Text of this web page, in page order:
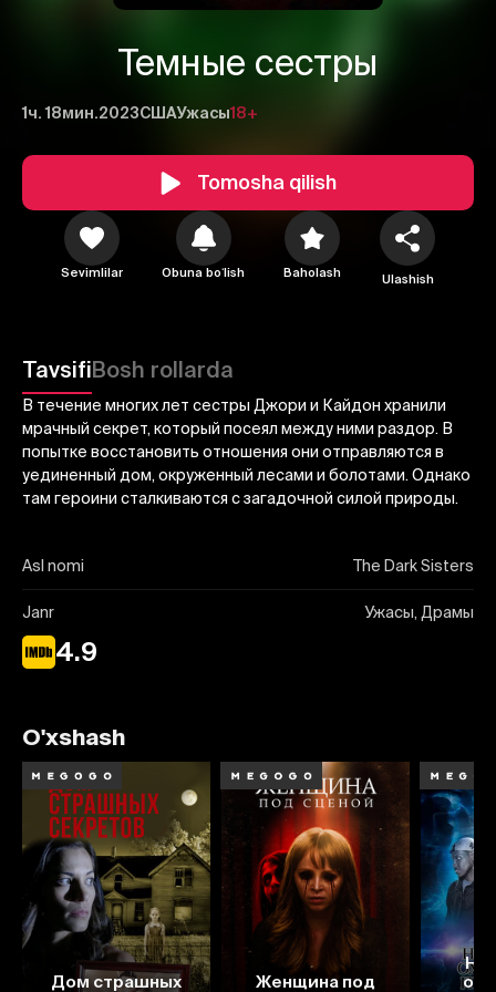
Темные сестры
1ч. 18мин.2023СШАУжасы18+
Tomosha qilish
Sevimlilar Obuna boʻlish Baholash Ulashish
TavsifiBosh rollarda
В течение многих лет сестры Джори и Кайдон хранили
мрачный секрет, который посеял между ними раздор. В
попытке восстановить отношения они отправляются в
уединенный дом, окруженный лесами и болотами. Однако
там героини сталкиваются с загадочной силой природы.
Asl nomi The Dark Sisters
Janr Ужасы, Драмы
4.9
1 2
O'xshash
Дом страшных
5.7 4.8
Женщина под
5.3